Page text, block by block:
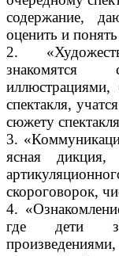
содержание,
оценить и
2. «
знакомятся
спектакля,
сюжету
3. «К
ясная дикция,
скороговорок,
4.
где дети